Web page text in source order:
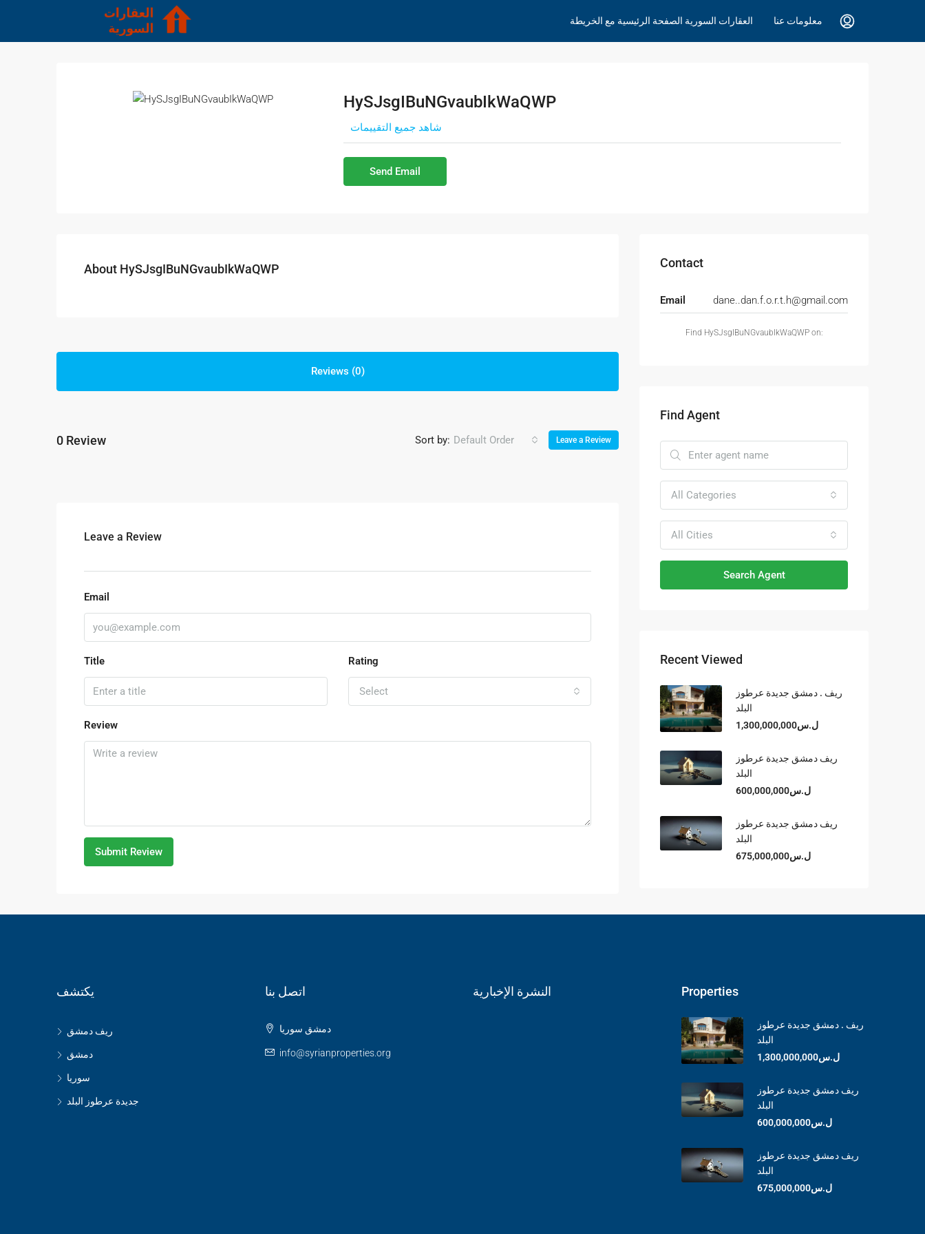
العقارات السورية الصفحة الرئيسية مع الخريطة معلومات عنا
HySJsgIBuNGvaubIkWaQWP
شاهد جميع التقييمات
Send Email
About HySJsgIBuNGvaubIkWaQWP
Reviews (0)
0 Review Sort by: Default Order Leave a Review
Leave a Review
Email
Title Rating
Select
Review
Submit Review
Contact
Email dane..dan.f.o.r.t.h@gmail.com
Find HySJsgIBuNGvaubIkWaQWP on:
Find Agent
All Categories
All Cities
Search Agent
Recent Viewed
ريف . دمشق جديدة عرطوز
البلد
ل.س1,300,000,000
ريف دمشق جديدة عرطوز
البلد
ل.س600,000,000
ريف دمشق جديدة عرطوز
البلد
ل.س675,000,000
يكتشف
ريف دمشق
دمشق
سوريا
جديدة عرطوز البلد
اتصل بنا
دمشق سوريا
info@syrianproperties.org
النشرة الإخبارية Properties
ريف . دمشق جديدة عرطوز
البلد
ل.س1,300,000,000
ريف دمشق جديدة عرطوز
البلد
ل.س600,000,000
ريف دمشق جديدة عرطوز
البلد
ل.س675,000,000